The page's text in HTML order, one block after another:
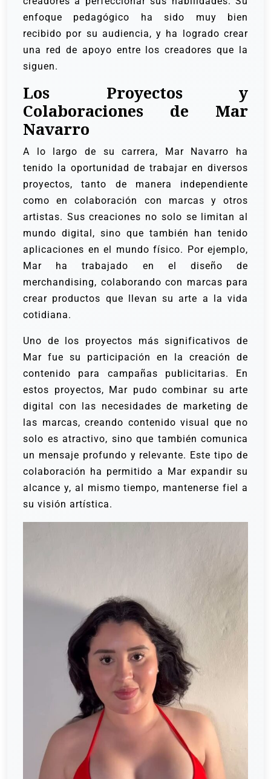
enfoque pedagógico ha sido muy bien
recibido por su audiencia, y ha logrado crear
una red de apoyo entre los creadores que la
siguen.
Los Proyectos y
Colaboraciones de Mar
Navarro
A lo largo de su carrera, Mar Navarro ha
tenido la oportunidad de trabajar en diversos
proyectos, tanto de manera independiente
como en colaboración con marcas y otros
artistas. Sus creaciones no solo se limitan al
mundo digital, sino que también han tenido
aplicaciones en el mundo físico. Por ejemplo,
Mar ha trabajado en el diseño de
merchandising, colaborando con marcas para
crear productos que llevan su arte a la vida
cotidiana.
Uno de los proyectos más significativos de
Mar fue su participación en la creación de
contenido para campañas publicitarias. En
estos proyectos, Mar pudo combinar su arte
digital con las necesidades de marketing de
las marcas, creando contenido visual que no
solo es atractivo, sino que también comunica
un mensaje profundo y relevante. Este tipo de
colaboración ha permitido a Mar expandir su
alcance y, al mismo tiempo, mantenerse fiel a
su visión artística.